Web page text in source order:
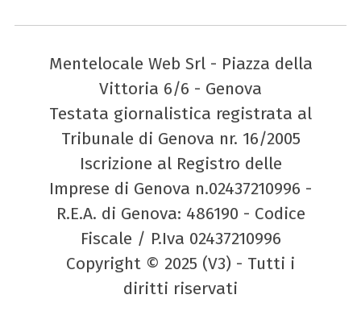
Mentelocale Web Srl - Piazza della
Vittoria 6/6 - Genova
Testata giornalistica registrata al
Tribunale di Genova nr. 16/2005
Iscrizione al Registro delle
Imprese di Genova n.02437210996 -
R.E.A. di Genova: 486190 - Codice
Fiscale / P.Iva 02437210996
Copyright © 2025 (V3) - Tutti i
diritti riservati